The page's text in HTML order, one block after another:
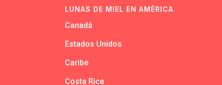
LUNAS DE MIEL EN AMÉRICA
Canadá
Estados Unidos
Caribe
Costa Rica